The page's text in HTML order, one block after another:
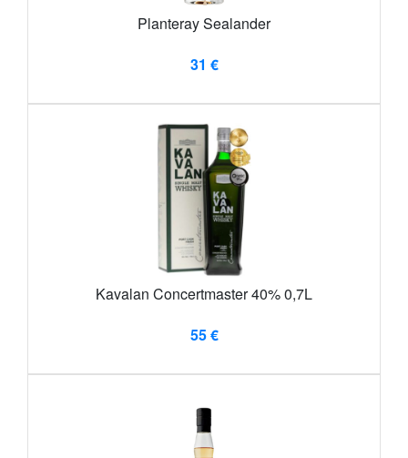
Planteray Sealander
31 €
Kavalan Concertmaster 40% 0,7L
55 €